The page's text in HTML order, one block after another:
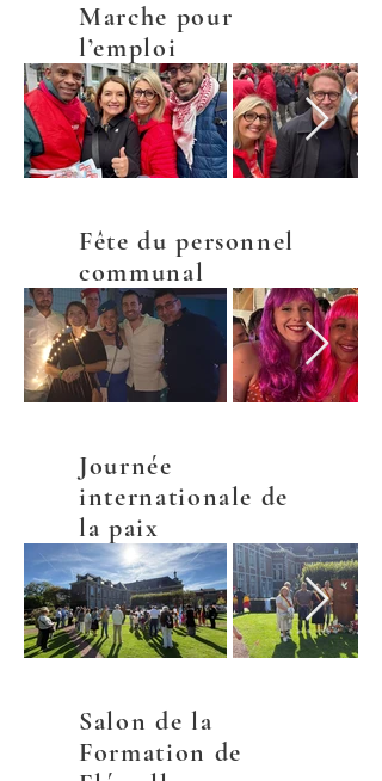
Marche pour
l’emploi
Fête du personnel
communal
Journée
internationale de
la paix
Salon de la
Formation de